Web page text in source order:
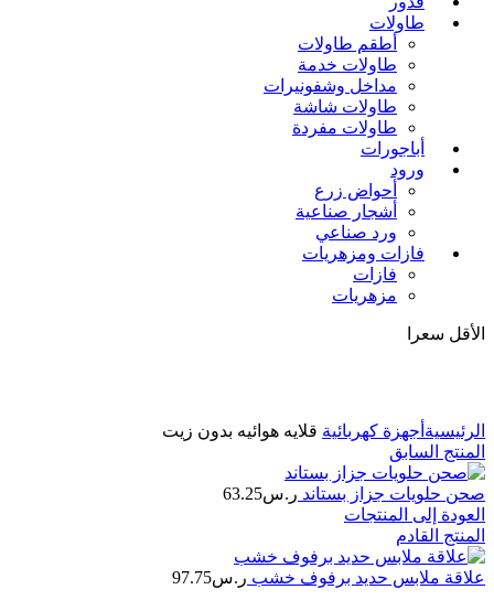
طاولات
أطقم طاولات
طاولات خدمة
مداخل وشفونيرات
طاولات شاشة
طاولات مفردة
أباجورات
ورود
أحواض زرع
أشجار صناعية
ورد صناعي
فازات ومزهريات
فازات
مزهريات
الأقل سعرا
الرئيسية أجهزة كهربائية قلايه هوائيه بدون زيت
المنتج السابق
صحن حلويات جزاز بستاند ر.س63.25
العودة إلى المنتجات
المنتج القادم
علاقة ملابس حديد برفوف خشب ر.س97.75